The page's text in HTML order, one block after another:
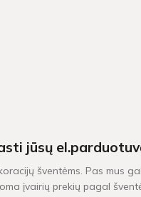
jūsų
šventėms. Pas mus
įvairių prekių pagal